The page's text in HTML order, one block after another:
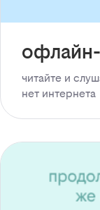
читайте и
нет интернета